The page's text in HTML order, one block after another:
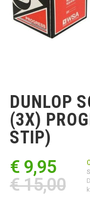
begin
van
de
afbeeldingen-
gallerij
DUNLOP
(3X)
STIP)
€ 9,95
€ 15,00